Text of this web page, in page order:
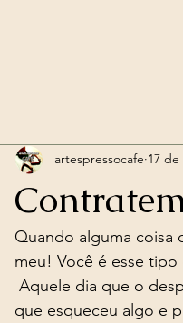
artespressocafe 17 de
Quando alguma coisa
meu! Você é esse tipo
que esqueceu algo e